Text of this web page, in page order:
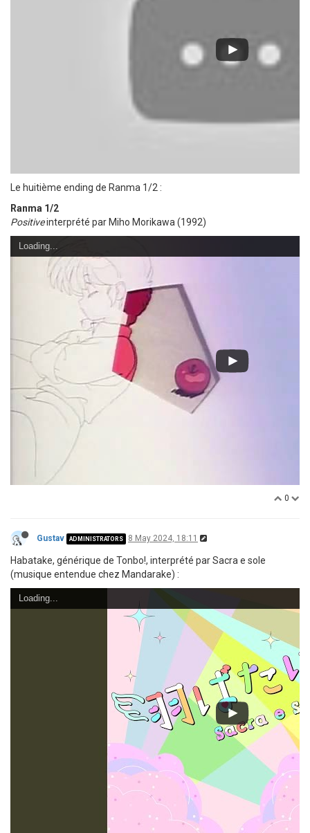
Le huitième ending de Ranma 1/2 :
Ranma 1/2
Positiveinterprété par Miho Morikawa (1992)
Loading...
0
Gustav ADMINISTRATORS 8 May 2024, 18:11
Habatake, générique de Tonbo!, interprété par Sacra e sole
(musique entendue chez Mandarake) :
Loading...